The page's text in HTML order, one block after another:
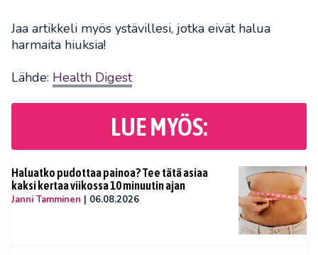
Jaa artikkeli myös ystävillesi, jotka eivät halua
harmaita hiuksia!
Lähde: Health Digest
LUE MYÖS:
Haluatko pudottaa painoa? Tee tätä asiaa
kaksi kertaa viikossa 10 minuutin ajan
Janni Tamminen | 06.08.2026